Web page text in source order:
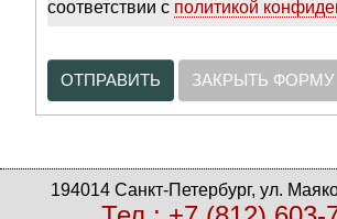
соответствии с политикой
ОТПРАВИТЬ ЗАКРЫТЬ ФОРМУ
194014 Санкт-Петербург, ул.